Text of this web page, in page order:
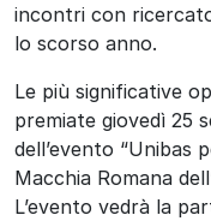
incontri con
lo scorso anno.
Le più significative
premiate giovedì 25
dell’evento “Unibas
Macchia Romana
L’evento vedrà la